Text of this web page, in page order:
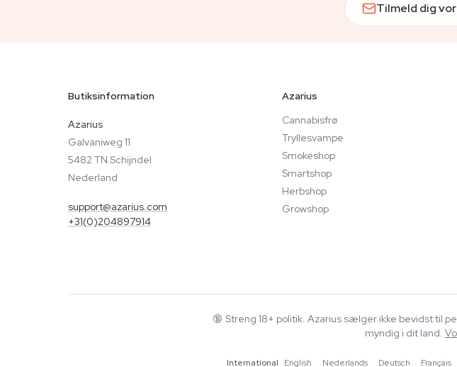
Tilmeld dig
Butiksinformation
Azarius
Galvaniweg 11
5482 TN Schijndel
Nederland
support@azarius.com
+31(0)204897914
Azarius
Cannabisfrø
Tryllesvampe
Smokeshop
Smartshop
Herbshop
Growshop
🔞 Streng 18+ politik. Azarius sælger ikke bevidst til
myndig i dit land.
International English ·Nederlands ·Deutsch ·Français